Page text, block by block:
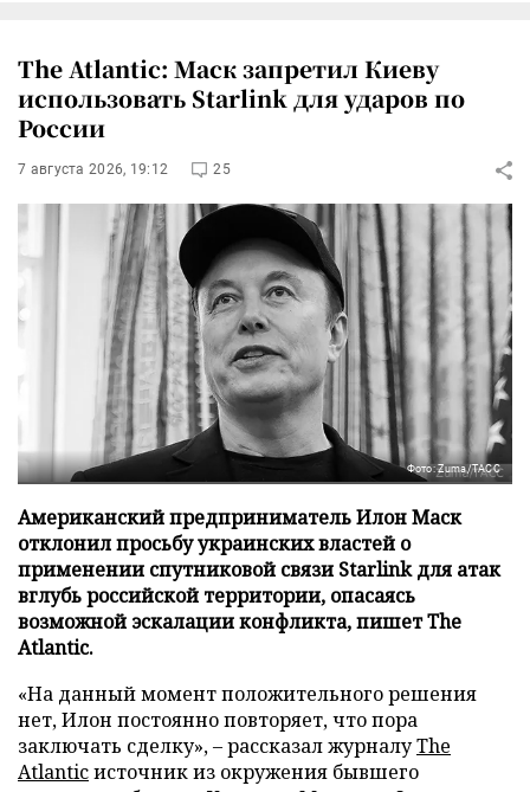
The Atlantic: Маск запретил Киеву
использовать Starlink для ударов по
России
7 августа 2026, 19:12 25
Фото: Zuma/ТАСС
Американский предприниматель Илон Маск
отклонил просьбу украинских властей о
применении спутниковой связи Starlink для атак
вглубь российской территории, опасаясь
возможной эскалации конфликта, пишет The
Atlantic.
«На данный момент положительного решения
нет, Илон постоянно повторяет, что пора
заключать сделку», – рассказал журналуThe
Atlanticисточник из окружения бывшего